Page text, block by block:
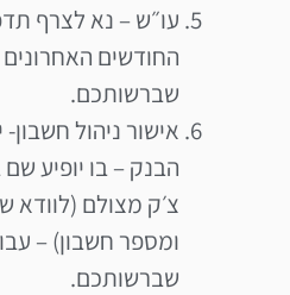
עו״ש – נא לצרף
החודשים
שברשותכם.
אישור ניהול
הבנק – בו יופיע
צ׳ק מצולם (לוודא
ומספר חשבון) –
שברשותכם.